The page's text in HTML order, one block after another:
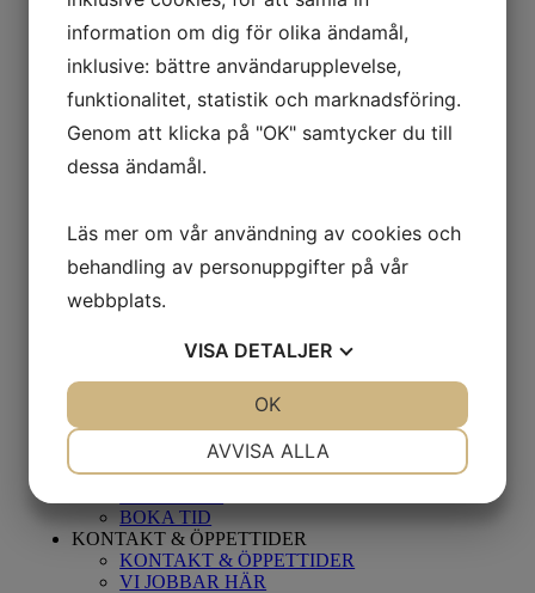
CYKELVAGNAR
CYKELVÄSKOR
BEGAGNAT
AKTUELLT
JOBBA HOS OSS
Servicetekniker Alingsåsbutike
DÄCKHOTELL
HYRCYKEL/ DEMO
FINANSIERING
BENY LOCALY
LEASE A BIKE
KÖPA - SÄLJA - BYTA
BUTIKEN
VARUMÄRKEN
SAMARBETEN
VERKSTAD
BOKA TID
KONTAKT & ÖPPETTIDER
KONTAKT & ÖPPETTIDER
VI JOBBAR HÄR
information om dig för olika ändamål,
inklusive: bättre användarupplevelse,
funktionalitet, statistik och marknadsföring.
Genom att klicka på "OK" samtycker du till
dessa ändamål.
Läs mer om vår användning av cookies och
behandling av personuppgifter på vår
webbplats.
VISA DETALJER
MARKNADSFÖRING
AVVISA ALLA
OK